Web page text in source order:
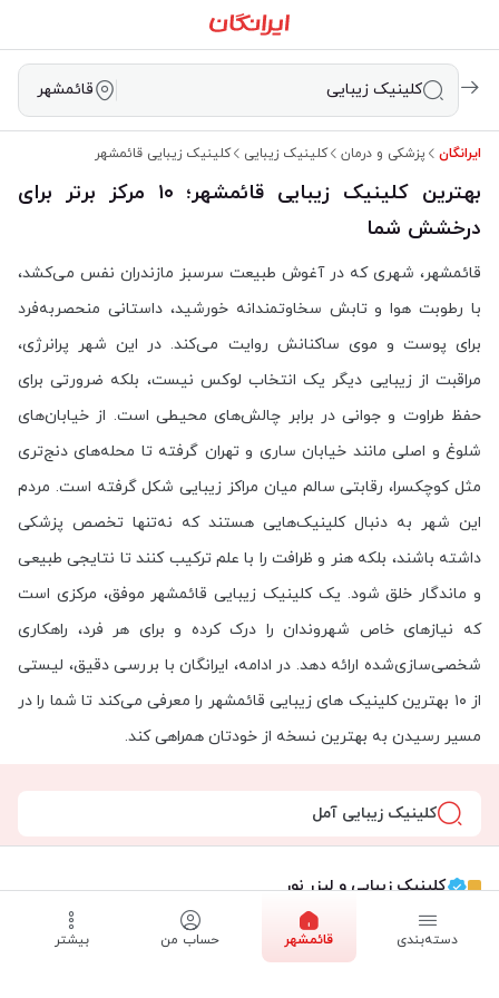
کلینیک زیبایی قائمشهر
ایرانگان پزشکی و درمان کلینیک زیبایی کلینیک زیبایی قائمشهر
بهترین کلینیک زیبایی قائمشهر؛ ۱۰ مرکز برتر برای
درخشش شما
قائمشهر، شهری که در آغوش طبیعت سرسبز مازندران نفس می‌کشد،
با رطوبت هوا و تابش سخاوتمندانه خورشید، داستانی منحصربه‌فرد
برای پوست و موی ساکنانش روایت می‌کند. در این شهر پرانرژی،
مراقبت از زیبایی دیگر یک انتخاب لوکس نیست، بلکه ضرورتی برای
حفظ طراوت و جوانی در برابر چالش‌های محیطی است. از خیابان‌های
شلوغ و اصلی مانند خیابان ساری و تهران گرفته تا محله‌های دنج‌تری
مثل کوچکسرا، رقابتی سالم میان مراکز زیبایی شکل گرفته است. مردم
این شهر به دنبال کلینیک‌هایی هستند که نه‌تنها تخصص پزشکی
داشته باشند، بلکه هنر و ظرافت را با علم ترکیب کنند تا نتایجی طبیعی
و ماندگار خلق شود. یک کلینیک زیبایی قائمشهر موفق، مرکزی است
که نیازهای خاص شهروندان را درک کرده و برای هر فرد، راهکاری
شخصی‌سازی‌شده ارائه دهد. در ادامه، ایرانگان با بررسی دقیق، لیستی
از ۱۰ بهترین کلینیک های زیبایی قائمشهر را معرفی می‌کند تا شما را در
مسیر رسیدن به بهترین نسخه از خودتان همراهی کند.
کلینیک زیبایی آمل
کلینیک زیبایی و لیزر نور
دسته‌بندی قائمشهر حساب من بیشتر